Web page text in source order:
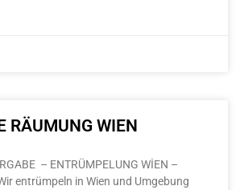
RÄUMUNG WIEN
– ENTRÜMPELUNG WİEN –
entrümpeln in Wien und Umgebung